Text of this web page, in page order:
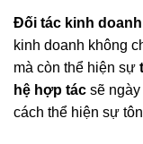
Đối tác kinh doanh
kinh doanh không
mà còn thể hiện sự
hệ hợp tác sẽ
cách thể hiện sự